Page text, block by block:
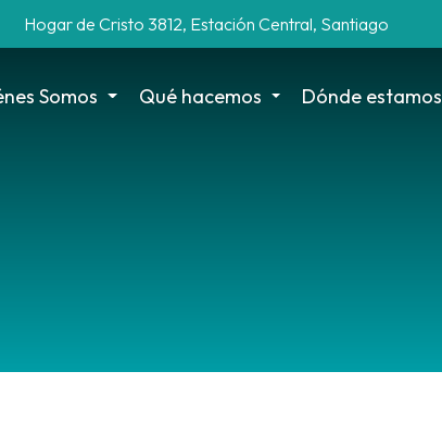
Hogar de Cristo 3812, Estación Central, Santiago
Somos Qué hacemos Dónde estamos